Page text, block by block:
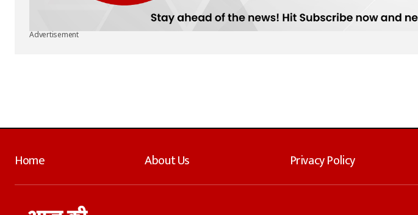
Advertisement
Home About Us Privacy Policy